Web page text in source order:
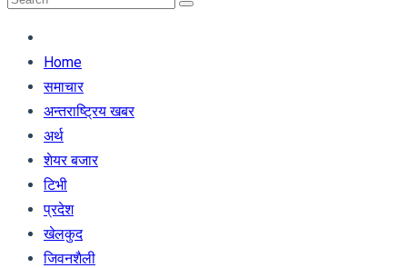
Home
समाचार
अन्तराष्ट्रिय खबर
अर्थ
शेयर बजार
टिभी
प्रदेश
खेलकुद
जिवनशैली